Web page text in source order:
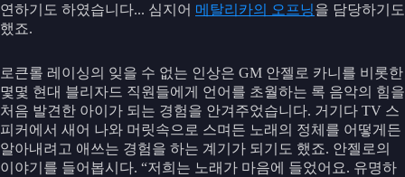
연하기도 하였습니다... 심지어 메탈리카의 오프닝을 담당하기도
했죠.
로큰롤 레이싱의 잊을 수 없는 인상은 GM 안젤로 카니를 비롯한
몇몇 현대 블리자드 직원들에게 언어를 초월하는 록 음악의 힘을
처음 발견한 아이가 되는 경험을 안겨주었습니다. 거기다 TV 스
피커에서 새어 나와 머릿속으로 스며든 노래의 정체를 어떻게든
알아내려고 애쓰는 경험을 하는 계기가 되기도 했죠. 안젤로의
이야기를 들어봅시다. “저희는 노래가 마음에 들었어요. 유명하